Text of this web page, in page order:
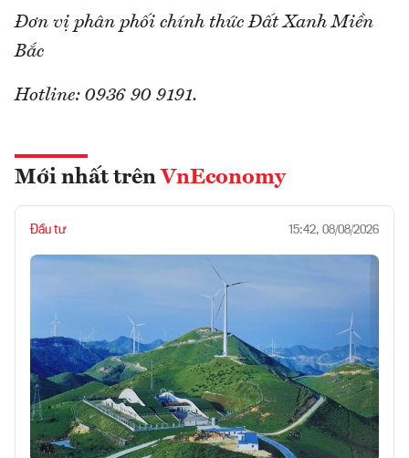
Đơn vị phân phối chính thức Đất Xanh Miền
Bắc
Hotline: 0936 90 9191.
Mới nhất trên VnEconomy
Đầu tư 15:42, 08/08/2026